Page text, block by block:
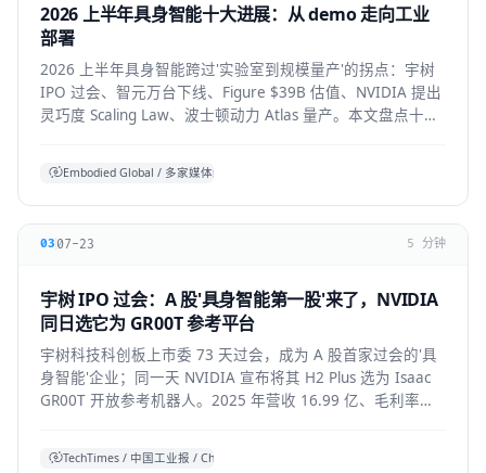
2026 上半年具身智能十大进展：从 demo 走向工业
部署
2026 上半年具身智能跨过'实验室到规模量产'的拐点：宇树
IPO 过会、智元万台下线、Figure $39B 估值、NVIDIA 提出
灵巧度 Scaling Law、波士顿动力 Atlas 量产。本文盘点十大
Embodied Global / 多家媒体综合
03 07-23 5 分钟
宇树 IPO 过会：A 股'具身智能第一股'来了，NVIDIA
同日选它为 GR00T 参考平台
宇树科技科创板上市委 73 天过会，成为 A 股首家过会的'具
身智能'企业；同一天 NVIDIA 宣布将其 H2 Plus 选为 Isaac
GR00T 开放参考机器人。2025 年营收 16.99 亿、毛利率
TechTimes / 中国工业报 / China Daily 综合